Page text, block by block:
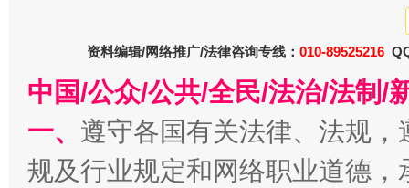
东山县通报“牛蛙产品抗生素超标问题”
资料编辑/网络推广/法律咨询专线： 010-89525216
中国/公众/公共/全民/法治/法制/
一、 遵守各国有关法律、法规
规及行业规定和网络职业道德